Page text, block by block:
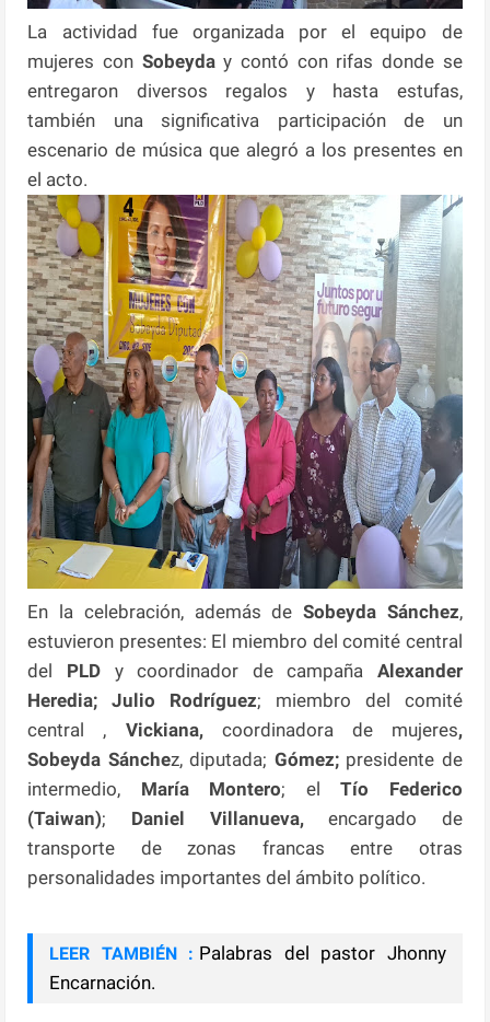
La actividad fue organizada por el equipo de
mujeres con Sobeyday contó con rifas donde se
entregaron diversos regalos y hasta estufas,
también una significativa participación de un
escenario de música que alegró a los presentes en
el acto.
En la celebración, además de Sobeyda Sánchez,
estuvieron presentes: El miembro del comité central
del PLD y coordinador de campaña Alexander
Heredia; Julio Rodríguez; miembro del comité
central , Vickiana,coordinadora de mujeres,
Sobeyda Sánchez, diputada; Gómez;presidente de
intermedio, María Montero; el Tío Federico
(Taiwan); Daniel Villanueva,encargado de
transporte de zonas francas entre otras
personalidades importantes del ámbito político.
LEER TAMBIÉN : Palabras del pastor Jhonny
Encarnación.